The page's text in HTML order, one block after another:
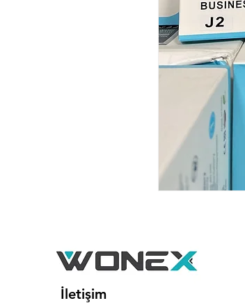
İletişim